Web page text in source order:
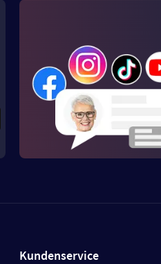
Kundenservice